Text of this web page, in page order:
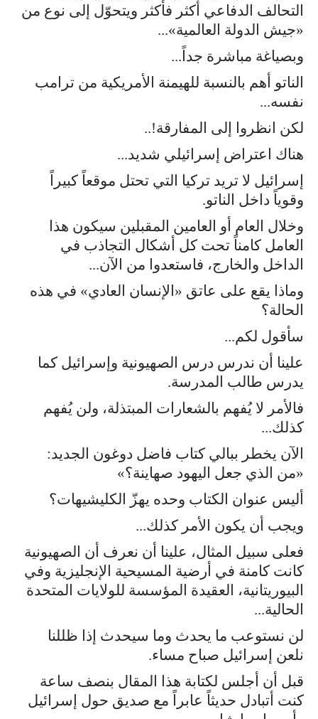
التحالف الدفاعي أكثر فأكثر ويتحوّل إلى نوع من
«جيش الدولة العالمية»...
وبصياغة مباشرة جداً...
الناتو أهم بالنسبة للهيمنة الأمريكية من ترامب
نفسه...
لكن انظروا إلى المفارقة!..
هناك اعتراض إسرائيلي شديد...
إسرائيل لا تريد تركيا التي تحتل موقعاً كبيراً
وقوياً داخل الناتو.
وخلال العام أو العامين المقبلين سيكون هذا
العامل كامناً تحت كل أشكال التجاذب في
الداخل والخارج، فاستعدوا من الآن...
وماذا يقع على عاتق «الإنسان العادي» في هذه
الحالة؟
سأقول لكم...
علينا أن ندرس درس الصهيونية وإسرائيل كما
يدرس طالب المدرسة.
فالأمر لا يُفهم بالشعارات المبتذلة، ولن يُفهم
كذلك...
الآن يخطر ببالي كتاب فاضل دوغون الجديد:
«من الذي جعل اليهود صهاينة؟»
أليس عنوان الكتاب وحده يهزّ الكليشيهات؟
ويجب أن يكون الأمر كذلك...
فعلى سبيل المثال، علينا أن نعرف أن الصهيونية
كانت كامنة في أرضية المسيحية الإنجليزية وفي
البيوريتانية، العقيدة المؤسسة للولايات المتحدة
الحالية...
لن نستوعب ما يحدث وما سيحدث إذا ظللنا
نلعن إسرائيل صباح مساء.
قبل أن أجلس لكتابة هذا المقال بنصف ساعة
كنت أتبادل حديثاً عابراً مع صديق حول إسرائيل